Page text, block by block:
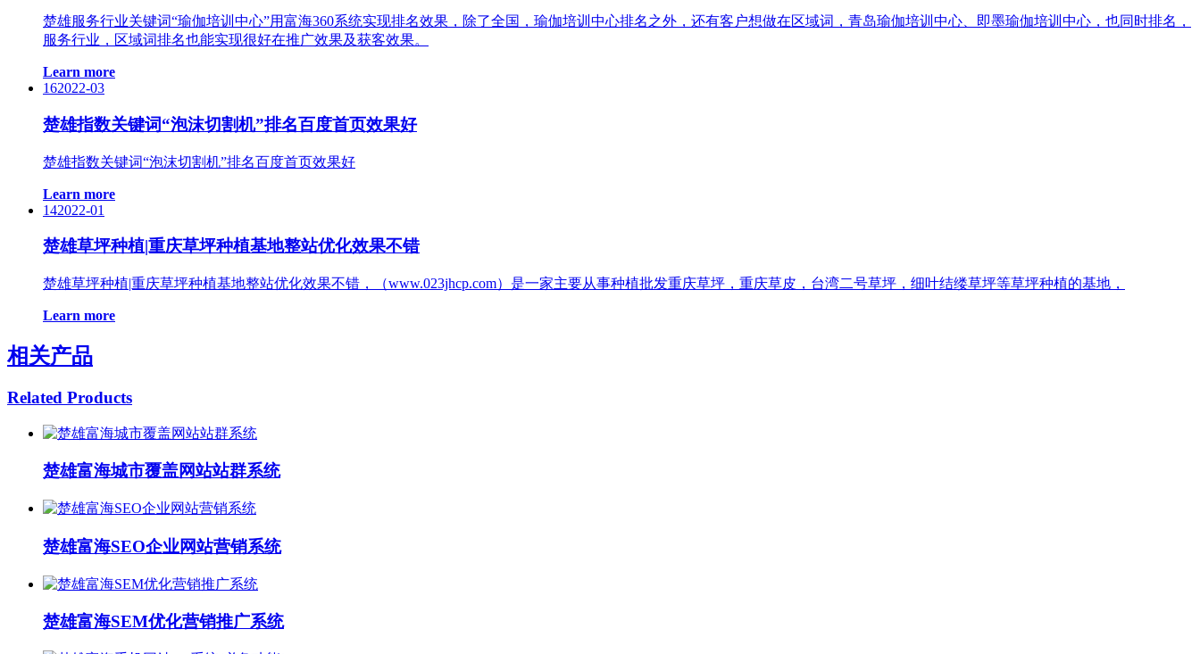
楚雄服务行业关键词“瑜伽培训中心”用富海360系统实现排名效果，除了全国，瑜伽培训中心排名之外，还有客户想做在区域词，青岛瑜伽培训中心、​即墨瑜伽培训中心，​也同时排名，
服务行业，区域词排名也能实现很好在推广效果及获客效果。
Learn more
162022-03
楚雄指数关键词“泡沫切割机”排名百度首页效果好
楚雄指数关键词“泡沫切割机”排名百度首页效果好
Learn more
142022-01
楚雄草坪种植|重庆草坪种植基地整站优化效果不错
楚雄草坪种植|重庆草坪种植基地整站优化效果不错，（www.023jhcp.com）是一家主要从事种植批发重庆草坪，重庆草皮，台湾二号草坪，细叶结缕草坪等草坪种植的基地，
Learn more
相关产品
Related Products
楚雄富海城市覆盖网站站群系统
楚雄富海SEO企业网站营销系统
楚雄富海SEM优化营销推广系统